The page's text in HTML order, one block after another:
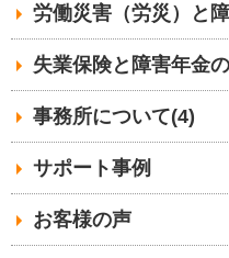
労働災害（労災）と
失業保険と障害年金
事務所について(4)
サポート事例
お客様の声